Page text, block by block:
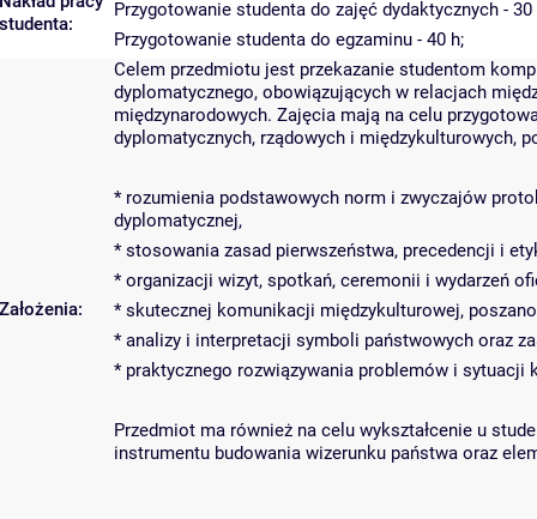
studenta:
Przygotowanie studenta do zajęć dydaktycznych - 30
Przygotowanie studenta do egzaminu - 40 h;
Założenia:
Celem przedmiotu jest przekazanie studentom
dyplomatycznego, obowiązujących w relacjach
międzynarodowych. Zajęcia mają na celu
dyplomatycznych, rządowych i międzykulturowych,
* rozumienia podstawowych norm i zwyczajów
dyplomatycznej,
* stosowania zasad pierwszeństwa, precedencji i
* organizacji wizyt, spotkań, ceremonii i wydarzeń
* skutecznej komunikacji międzykulturowej,
* analizy i interpretacji symboli państwowych oraz
* praktycznego rozwiązywania problemów i sytuacji
Przedmiot ma również na celu wykształcenie u
instrumentu budowania wizerunku państwa oraz